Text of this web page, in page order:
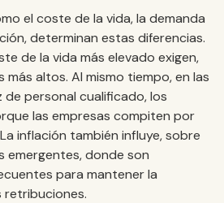
el coste de la vida, la demanda
determinan estas diferencias.
de la vida más elevado exigen,
más altos. Al mismo tiempo, en las
personal cualificado, los
las empresas compiten por
inflación también influye, sobre
emergentes, donde son
para mantener la